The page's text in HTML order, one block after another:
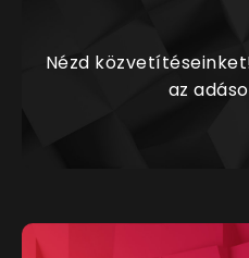
Nézd
az